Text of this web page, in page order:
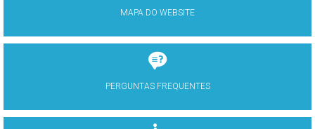
MAPA DO WEBSITE
PERGUNTAS FREQUENTES